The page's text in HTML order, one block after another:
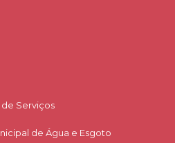
Serviços​
de Água e Esgoto